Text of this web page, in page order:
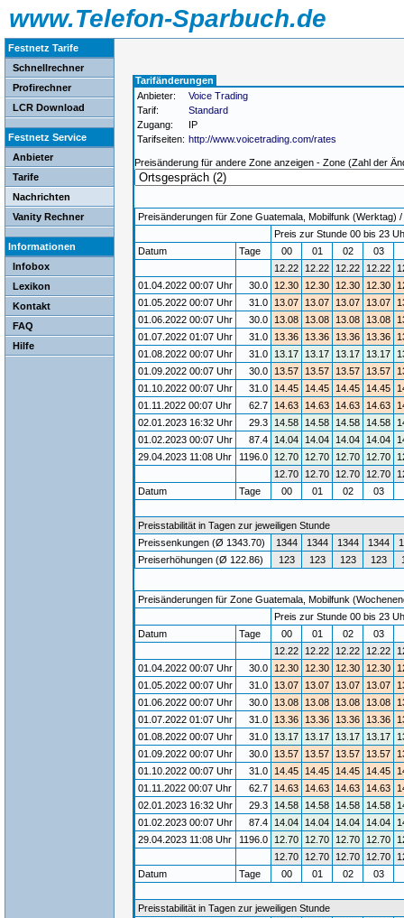
www.Telefon-Sparbuch.de
Festnetz Tarife
Schnellrechner
Profirechner
LCR Download
Festnetz Service
Anbieter
Tarife
Nachrichten
Vanity Rechner
Informationen
Infobox
Lexikon
Kontakt
FAQ
Hilfe
Tarifänderungen
Anbieter:
Voice Trading
Tarif:
Standard
Zugang:
IP
Tarifseiten: http://www.voicetrading.com/rates
Preisänderung für andere Zone anzeigen - Zone (Zahl der
Preisänderungen für Zone Guatemala, Mobilfunk (Werktag)
Preis zur Stunde 00 bis 23
Datum
Tage 00 01 02 03
12.22
12.22 12.22 12.22
01.04.2022 00:07 Uhr
30.0 12.30 12.30 12.30 12.30
01.05.2022 00:07 Uhr
31.0 13.07 13.07 13.07 13.07
01.06.2022 00:07 Uhr
30.0 13.08 13.08 13.08 13.08
01.07.2022 01:07 Uhr
31.0 13.36 13.36 13.36 13.36
01.08.2022 00:07 Uhr
31.0 13.17 13.17 13.17 13.17
01.09.2022 00:07 Uhr
30.0 13.57 13.57 13.57 13.57
01.10.2022 00:07 Uhr
31.0 14.45 14.45 14.45 14.45
01.11.2022 00:07 Uhr
62.7 14.63 14.63 14.63 14.63
02.01.2023 16:32 Uhr
29.3 14.58 14.58 14.58 14.58
01.02.2023 00:07 Uhr
87.4 14.04 14.04 14.04 14.04
29.04.2023 11:08 Uhr
1196.0 12.70 12.70 12.70 12.70
12.70
12.70 12.70 12.70
Datum
Tage 00 01 02 03
Preisstabilität in Tagen zur jeweiligen Stunde
Preissenkungen (Ø 1343.70)
1344 1344 1344 1344
Preiserhöhungen (Ø 122.86)
123 123 123 123
Preisänderungen für Zone Guatemala, Mobilfunk
Preis zur Stunde 00 bis 23
Datum
Tage 00 01 02 03
12.22
12.22 12.22 12.22
01.04.2022 00:07 Uhr
30.0 12.30 12.30 12.30 12.30
01.05.2022 00:07 Uhr
31.0 13.07 13.07 13.07 13.07
01.06.2022 00:07 Uhr
30.0 13.08 13.08 13.08 13.08
01.07.2022 01:07 Uhr
31.0 13.36 13.36 13.36 13.36
01.08.2022 00:07 Uhr
31.0 13.17 13.17 13.17 13.17
01.09.2022 00:07 Uhr
30.0 13.57 13.57 13.57 13.57
01.10.2022 00:07 Uhr
31.0 14.45 14.45 14.45 14.45
01.11.2022 00:07 Uhr
62.7 14.63 14.63 14.63 14.63
02.01.2023 16:32 Uhr
29.3 14.58 14.58 14.58 14.58
01.02.2023 00:07 Uhr
87.4 14.04 14.04 14.04 14.04
29.04.2023 11:08 Uhr
1196.0 12.70 12.70 12.70 12.70
12.70
12.70 12.70 12.70
Datum
Tage 00 01 02 03
Preisstabilität in Tagen zur jeweiligen Stunde